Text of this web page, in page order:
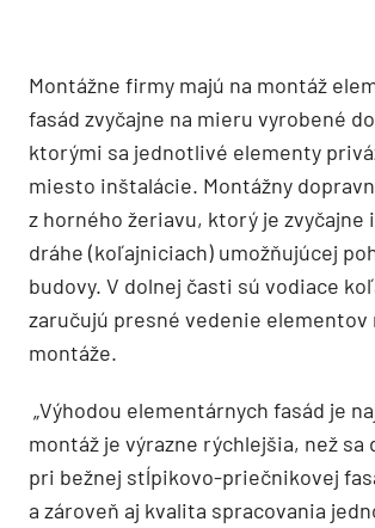
Montážne firmy majú na montáž
fasád zvyčajne na mieru vyrobené
ktorými sa jednotlivé elementy
miesto inštalácie. Montážny
z horného žeriavu, ktorý je zvyčajne
dráhe (koľajniciach) umožňujúcej
budovy. V dolnej časti sú vodiace
zaručujú presné vedenie elementov
montáže.
„Výhodou elementárnych fasád je
montáž je výrazne rýchlejšia, než sa
pri bežnej stĺpikovo-priečnikovej
a zároveň aj kvalita spracovania